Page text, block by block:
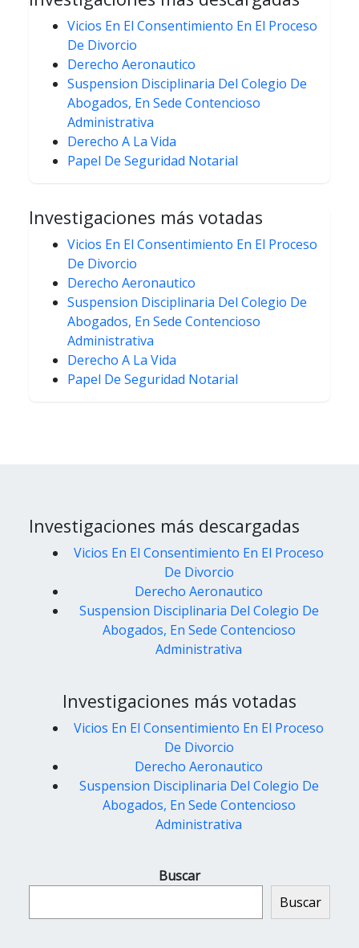
Vicios En El Consentimiento En El Proceso
De Divorcio
Derecho Aeronautico
Suspension Disciplinaria Del Colegio De
Abogados, En Sede Contencioso
Administrativa
Derecho A La Vida
Papel De Seguridad Notarial
Investigaciones más votadas
Vicios En El Consentimiento En El Proceso
De Divorcio
Derecho Aeronautico
Suspension Disciplinaria Del Colegio De
Abogados, En Sede Contencioso
Administrativa
Derecho A La Vida
Papel De Seguridad Notarial
Investigaciones más descargadas
Vicios En El Consentimiento En El Proceso
De Divorcio
Derecho Aeronautico
Suspension Disciplinaria Del Colegio De
Abogados, En Sede Contencioso
Administrativa
Investigaciones más votadas
Vicios En El Consentimiento En El Proceso
De Divorcio
Derecho Aeronautico
Suspension Disciplinaria Del Colegio De
Abogados, En Sede Contencioso
Administrativa
Buscar
Buscar